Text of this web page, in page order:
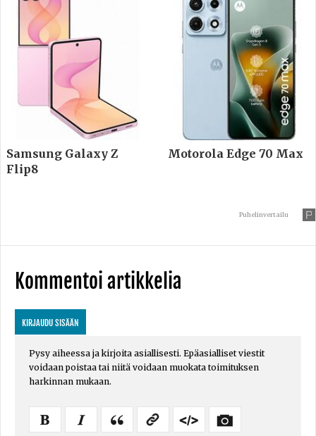
Samsung Galaxy Z
Flip8
Motorola Edge 70 Max
Puhelinvertailu
Kommentoi artikkelia
KIRJAUDU SISÄÄN
Pysy aiheessa ja kirjoita asiallisesti. Epäasialliset viestit
voidaan poistaa tai niitä voidaan muokata toimituksen
harkinnan mukaan.